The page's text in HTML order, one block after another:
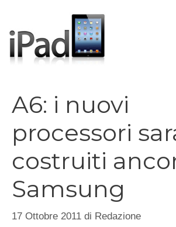
contenuto
A6: i nuovi
processori
costruiti
Samsung
17 Ottobre 2011 di Redazione